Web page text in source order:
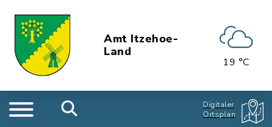
Amt Itzehoe-
Land
19 °C
Digitaler
Ortsplan